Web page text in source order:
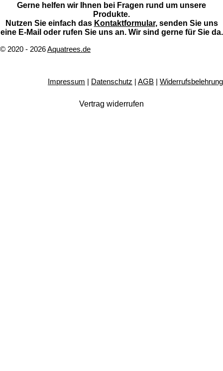
Gerne helfen wir Ihnen bei Fragen rund um unsere
Produkte.
Nutzen Sie einfach das Kontaktformular, senden Sie uns
eine E-Mail oder rufen Sie uns an. Wir sind gerne für Sie da.
© 2020 - 2026Aquatrees.de
Impressum | Datenschutz | AGB | Widerrufsbelehrung
Vertrag widerrufen